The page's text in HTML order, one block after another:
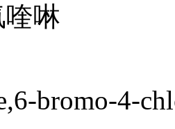
喹啉
bromo-4-